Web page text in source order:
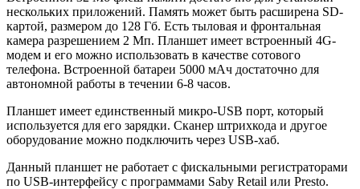
нескольких приложений. Память может быть расширена SD-
картой, размером до 128 Гб. Есть тыловая и фронтальная
камера разрешением 2 Мп. Планшет имеет встроенный 4G-
модем и его можно использовать в качестве сотового
телефона. Встроенной батареи 5000 мAч достаточно для
автономной работы в течении 6-8 часов.
Планшет имеет единственный микро-USB порт, который
используется для его зарядки. Сканер штрихкода и другое
оборудование можно подключить через USB-хаб.
Данный планшет не работает с фискальными регистраторами
по USB-интерфейсу с программами Saby Retail или Presto.